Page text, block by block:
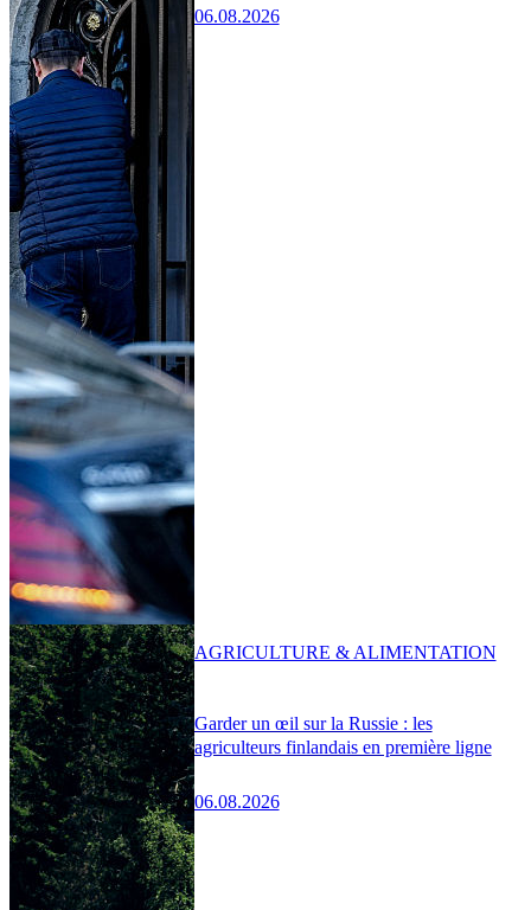
06.08.2026
Garder un œil sur la Russie : les
agriculteurs finlandais en première ligne
06.08.2026
AGRICULTURE & ALIMENTATION